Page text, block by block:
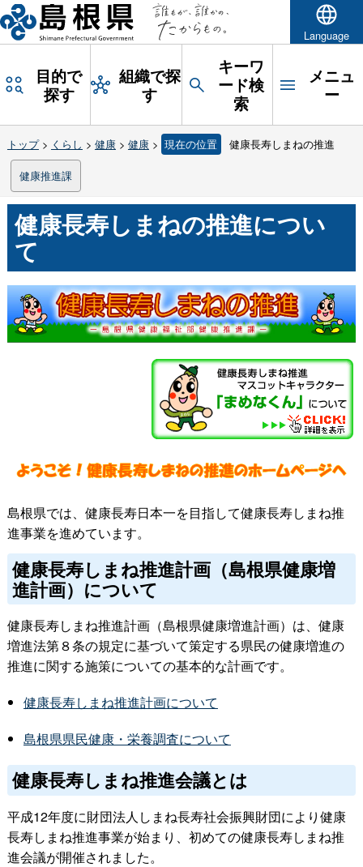
Language
目的で
探す
組織で探
す
キーワ
ード検
索
メニュ
ー
トップ> くらし > 健康> 健康> 現在の位置 健康長寿しまねの推進
健康推進課
健康長寿しまねの推進につい
て
島根県では、健康長寿日本一を目指して健康長寿しまね推
進事業を進めています。
健康長寿しまね推進計画（島根県健康増
進計画）について
健康長寿しまね推進計画（島根県健康増進計画）は、健康
増進法第８条の規定に基づいて策定する県民の健康増進の
推進に関する施策についての基本的な計画です。
健康長寿しまね推進計画について
島根県県民健康・栄養調査について
健康長寿しまね推進会議とは
平成12年度に財団法人しまね長寿社会振興財団により健康
長寿しまね推進事業が始まり、初めての健康長寿しまね推
進会議が開催されました。